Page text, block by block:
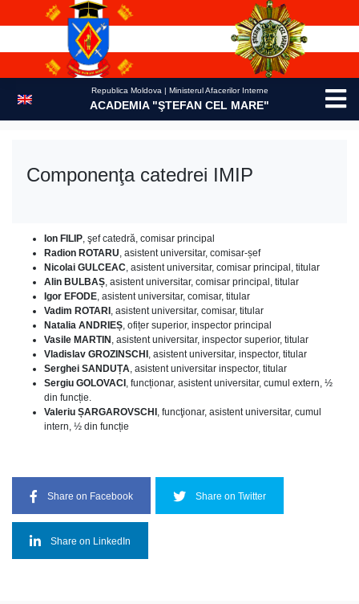
Republica Moldova | Ministerul Afacerilor Interne
ACADEMIA "ŞTEFAN CEL MARE"
Componenţa catedrei IMIP
Ion FILIP, şef catedră, comisar principal
Radion ROTARU, asistent universitar, comisar-șef
Nicolai GULCEAC, asistent universitar, comisar principal, titular
Alin BULBAȘ, asistent universitar, comisar principal, titular
Igor EFODE, asistent universitar, comisar, titular
Vadim ROTARI , asistent universitar, comisar, titular
Natalia ANDRIEȘ, ofițer superior, inspector principal
Vasile MARTIN , asistent universitar, inspector superior, titular
Vladislav GROZINSCHI , asistent universitar, inspector, titular
Serghei SANDUȚA, asistent universitar inspector, titular
Sergiu GOLOVACI , funcționar, asistent universitar, cumul extern, ½
din funcție.
Valeriu ȘARGAROVSCHI , funcţionar, asistent universitar, cumul
intern, ½ din funcție
Share on Facebook Share on Twitter
Share on LinkedIn